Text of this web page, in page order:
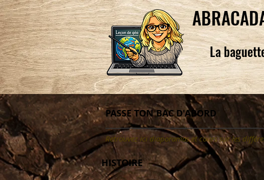
La
PASSE TON BAC D'ABORD
Retrouvez ici diaporamas et cours sur les
HISTOIRE